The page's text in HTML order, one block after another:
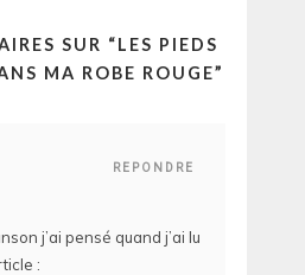
SUR “LES PIEDS
MA ROBE ROUGE”
REPONDRE
j’ai pensé quand j’ai lu
: